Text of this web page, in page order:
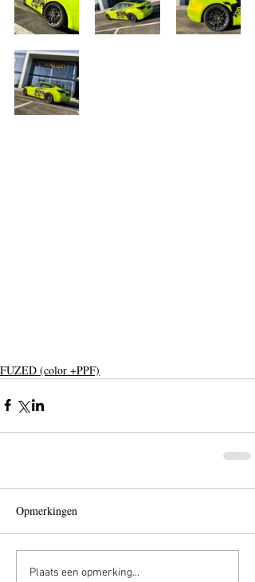
FUZED (color +PPF)
Opmerkingen
Plaats een opmerking...